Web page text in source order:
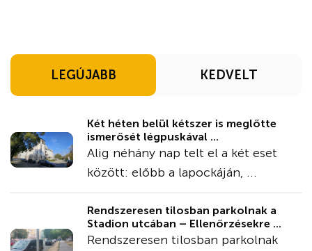
LEGÚJABB KEDVELT
Két héten belül kétszer is meglőtte
ismerősét légpuskával ...
Alig néhány nap telt el a két eset
között: előbb a lapockáján, ...
Rendszeresen tilosban parkolnak a
Stadion utcában – Ellenőrzésekre ...
Rendszeresen tilosban parkolnak